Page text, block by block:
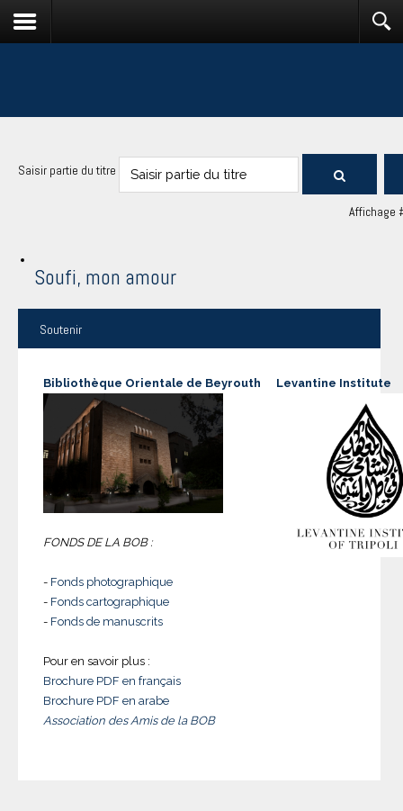
Saisir partie du titre
Affichage
Soufi, mon amour
Soutenir
Bibliothèque Orientale de Beyrouth
FONDS DE LA BOB :
- Fonds photographique
- Fonds cartographique
- Fonds de manuscrits
Pour en savoir plus :
Brochure PDF en français
Brochure PDF en arabe
Association des Amis de la BOB
Levantine Institute